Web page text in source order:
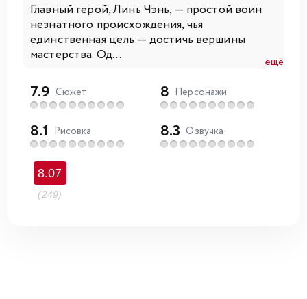
Главный герой, Линь Чэнь, — простой воин
незнатного происхождения, чья
единственная цель — достичь вершины
мастерства. Од...
ещё
7.9 Сюжет 8 Персонажи
8.1 Рисовка 8.3 Озвучка
8.07
(249)